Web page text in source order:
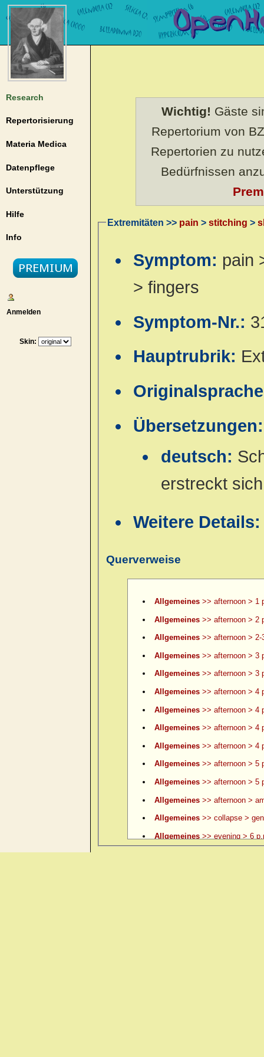
Research
Repertorisierung
Materia Medica
Datenpflege
Unterstützung
Hilfe
Info
Anmelden
Skin:
Wichtig! Gäste
Repertorium von
Repertorien zu
Bedürfnissen
Extremitäten >> pain > stitching >
Symptom: pain
> fingers
Symptom-Nr.:
Hauptrubrik:
Übersetzungen:
deutsch:
erstreckt
Weitere
Querverweise
Allgemeines>> afternoon > 1
Allgemeines>> afternoon > 2
Allgemeines>> afternoon > 2-
Allgemeines>> afternoon > 3
Allgemeines>> afternoon > 3
Allgemeines>> afternoon > 4
Allgemeines>> afternoon > 4
Allgemeines>> afternoon > 4
Allgemeines>> afternoon > 4
Allgemeines>> afternoon > 5
Allgemeines>> afternoon > 5
Allgemeines>> afternoon >
Allgemeines>> collapse >
Allgemeines>> evening > 6